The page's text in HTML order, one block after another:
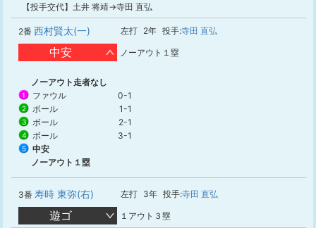
【投手交代】土井 将靖→寺田 直弘
2番 西村賢太(一) 左打 2年 投手:寺田 直弘
中安 ノーアウト１塁
ノーアウト走者なし
1 ファウル 0-1
2 ボール 1-1
3 ボール 2-1
4 ボール 3-1
5
中安
ノーアウト１塁
3番 寿時 東弥(右) 左打 3年 投手:寺田 直弘
遊ゴ １アウト３塁